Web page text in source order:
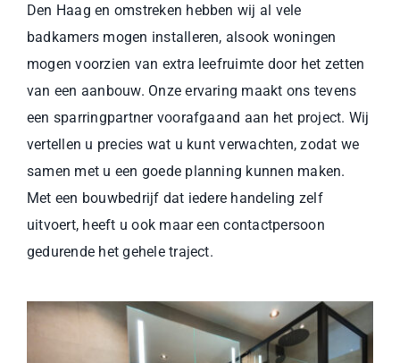
Den Haag en omstreken hebben wij al vele
badkamers mogen installeren, alsook woningen
mogen voorzien van extra leefruimte door het zetten
van een aanbouw. Onze ervaring maakt ons tevens
een sparringpartner voorafgaand aan het project. Wij
vertellen u precies wat u kunt verwachten, zodat we
samen met u een goede planning kunnen maken.
Met een bouwbedrijf dat iedere handeling zelf
uitvoert, heeft u ook maar een contactpersoon
gedurende het gehele traject.